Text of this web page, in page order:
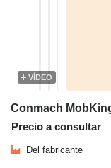
VÍDEO
Conmach
Precio a consultar
Del fabricante